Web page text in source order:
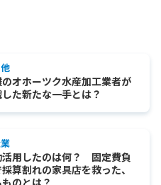
オホーツク水産加工業者が
た新たな一手とは？
活用したのは何？ 固定費負
算割れの家具店を救った、